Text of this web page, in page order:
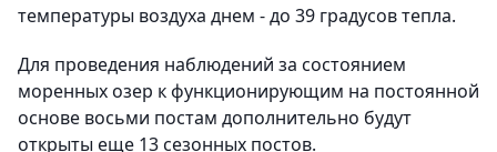
температуры воздуха днем - до 39 градусов тепла.
Для проведения наблюдений за состоянием
моренных озер к функционирующим на постоянной
основе восьми постам дополнительно будут
открыты еще 13 сезонных постов.